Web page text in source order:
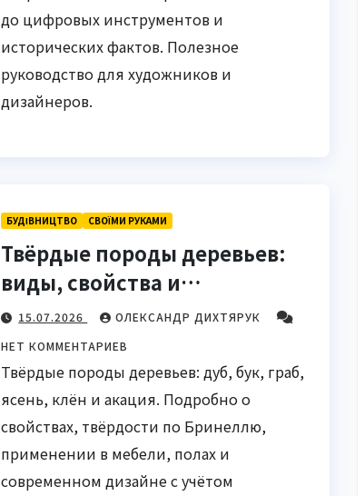
до цифровых инструментов и
исторических фактов. Полезное
руководство для художников и
дизайнеров.
БУДІВНИЦТВО СВОЇМИ РУКАМИ
Твёрдые породы деревьев:
виды, свойства и
применение в
современности
15.07.2026
ОЛЕКСАНДР ДИХТЯРУК
НЕТ КОММЕНТАРИЕВ
Твёрдые породы деревьев: дуб, бук, граб,
ясень, клён и акация. Подробно о
свойствах, твёрдости по Бринеллю,
применении в мебели, полах и
современном дизайне с учётом